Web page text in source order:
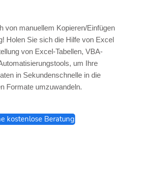
von manuellem Kopieren/Einfügen
Holen Sie sich die Hilfe von Excel
von Excel-Tabellen, VBA-
um Ihre
in Sekundenschnelle in die
Formate umzuwandeln.
kostenlose Beratung